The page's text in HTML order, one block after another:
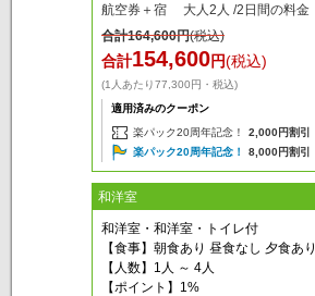
航空券＋宿 大人2人 /2日間の料金
合計164,600円(税込)
合計154,600円(税込)
(1人あたり77,300円・税込)
適用済みのクーポン
楽パック20周年記念！
2,000円割引
楽パック20周年記念！
8,000円割引
和洋室
和洋室・和洋室・トイレ付
【食事】朝食あり 昼食なし 夕食あり
【人数】1人 ～ 4人
【ポイント】1%